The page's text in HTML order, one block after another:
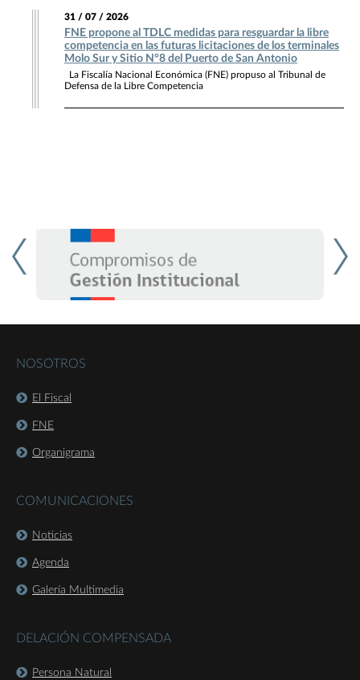
31 / 07 / 2026
FNE propone al TDLC medidas para resguardar la libre
competencia en las futuras licitaciones de los terminales
Molo Sur y Sitio N°8 del Puerto de San Antonio
La Fiscalía Nacional Económica (FNE) propuso al Tribunal de
Defensa de la Libre Competencia
NOSOTROS
El Fiscal
FNE
Organigrama
COMUNICACIONES
Noticias
Agenda
Galería Multimedia
DELACIÓN COMPENSADA
Persona Natural